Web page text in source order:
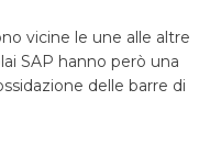
vicine le une alle altre
SAP hanno però una
delle barre di